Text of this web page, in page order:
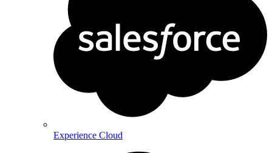
Experience Cloud